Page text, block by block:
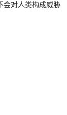
会对人类构成威胁